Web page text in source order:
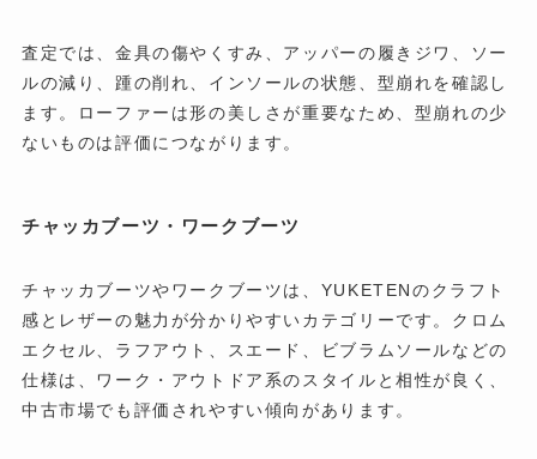
査定では、金具の傷やくすみ、アッパーの履きジワ、ソー
ルの減り、踵の削れ、インソールの状態、型崩れを確認し
ます。ローファーは形の美しさが重要なため、型崩れの少
ないものは評価につながります。
チャッカブーツ・ワークブーツ
チャッカブーツやワークブーツは、YUKETENのクラフト
感とレザーの魅力が分かりやすいカテゴリーです。クロム
エクセル、ラフアウト、スエード、ビブラムソールなどの
仕様は、ワーク・アウトドア系のスタイルと相性が良く、
中古市場でも評価されやすい傾向があります。